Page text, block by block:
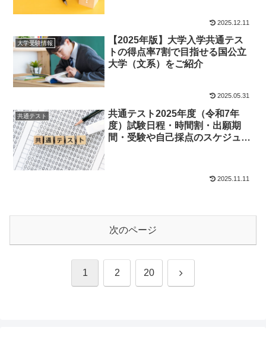
2025.12.11
大学受験情報
【2025年版】大学入学共通テス
トの得点率7割で目指せる国公立
大学（文系）をご紹介
2025.05.31
共通テスト
共通テスト2025年度（令和7年
度）試験日程・時間割・出願期
間・受験や自己採点のスケジュー
2025.11.11
次のページ
1 2 20 次